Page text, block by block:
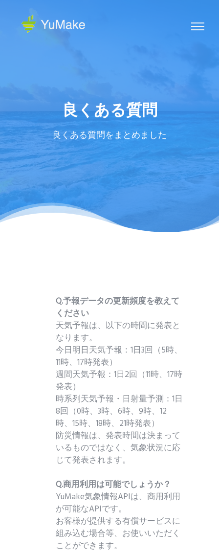
良くある質問
良くある質問をまとめました
Q.予報データの更新頻度を教えて
ください
天気予報は、以下の時間に発表と
なります。
今日明日天気予報：1日3回（5時、
11時、17時発表）
週間天気予報：1日2回（11時、17時
発表）
時系列天気予報・日射量予測：1日
8回（0時、3時、6時、9時、12
時、15時、18時、21時発表）
防災情報は、発表時間は決まって
いるものではなく、気象状況に応
じて発表されます。
Q.商用利用は可能でしょうか？
YuMake気象情報APIは、商用利用
が可能なAPIです。
お客様が提供する有償サービスに
組み込む場合等、お使いいただく
ことができます。